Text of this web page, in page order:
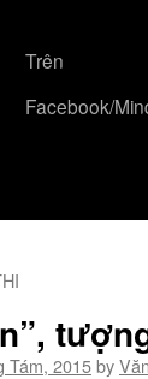
Trên
Facebook/
Tám, 2015by